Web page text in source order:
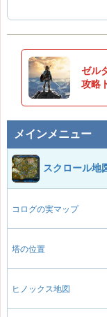
ゼル
攻略
メインメニュー
スクロール地
コログの実マップ
塔の位置
ヒノックス地図